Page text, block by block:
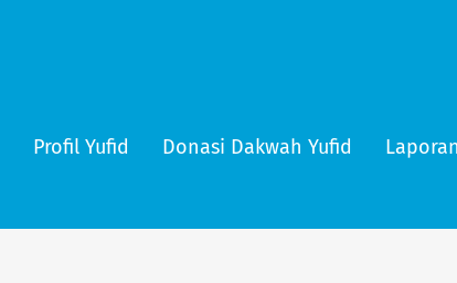
Profil Yufid Donasi Dakwah Yufid